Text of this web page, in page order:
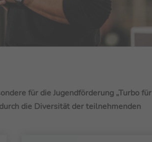
für die Jugendförderung „Turbo für
die Diversität der teilnehmenden